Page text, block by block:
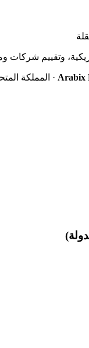
وتقييم
Arabix · المملكة